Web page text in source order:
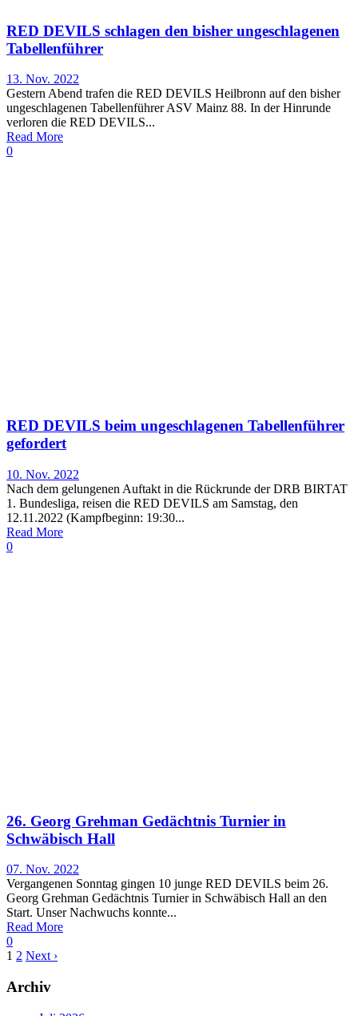
RED DEVILS schlagen den bisher ungeschlagenen
Tabellenführer
13. Nov. 2022
Gestern Abend trafen die RED DEVILS Heilbronn auf den bisher
ungeschlagenen Tabellenführer ASV Mainz 88. In der Hinrunde
verloren die RED DEVILS...
Read More
0
RED DEVILS beim ungeschlagenen Tabellenführer
gefordert
10. Nov. 2022
Nach dem gelungenen Auftakt in die Rückrunde der DRB BIRTAT
1. Bundesliga, reisen die RED DEVILS am Samstag, den
12.11.2022 (Kampfbeginn: 19:30...
Read More
0
26. Georg Grehman Gedächtnis Turnier in
Schwäbisch Hall
07. Nov. 2022
Vergangenen Sonntag gingen 10 junge RED DEVILS beim 26.
Georg Grehman Gedächtnis Turnier in Schwäbisch Hall an den
Start. Unser Nachwuchs konnte...
Read More
0
1 2 Next ›
Archiv